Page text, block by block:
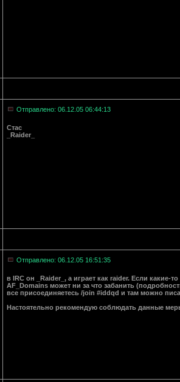
Отправлено: 06.12.05 06:44:13
Стас
_Raider_
Отправлено: 06.12.05 16:51:35
в IRC он _Raider_, а играет как raider. Если
AF_Domains может ни за что забанить
все присоединяетесь /join #iddqd и там можно
Настоятельно рекомендую соблюдать данные